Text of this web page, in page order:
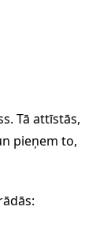
Tā attīstās,
pieņem to,